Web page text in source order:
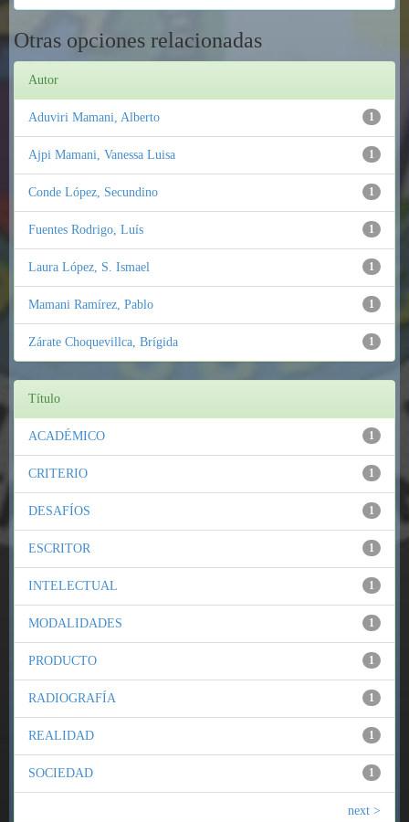
Otras opciones relacionadas
Autor
1
Aduviri Mamani, Alberto
1
Ajpi Mamani, Vanessa Luisa
1
Conde López, Secundino
1
Fuentes Rodrigo, Luís
1
Laura López, S. Ismael
1
Mamani Ramírez, Pablo
1
Zárate Choquevillca, Brígida
Título
1
ACADÉMICO
1
CRITERIO
1
DESAFÍOS
1
ESCRITOR
1
INTELECTUAL
1
MODALIDADES
1
PRODUCTO
1
RADIOGRAFÍA
1
REALIDAD
1
SOCIEDAD
next >